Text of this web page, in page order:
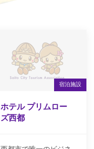
宿泊施設
ホテル プリムロー
ズ西都